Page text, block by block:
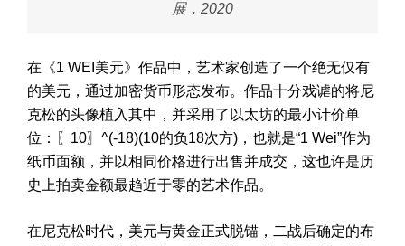
展，2020
在《1 WEI美元》作品中，艺术家创造了一个绝无仅有
的美元，通过加密货币形态发布。作品十分戏谑的将尼
克松的头像植入其中，并采用了以太坊的最小计价单
位：〖10〗^(-18)(10的负18次方)，也就是“1 Wei”作为
纸币面额，并以相同价格进行出售并成交，这也许是历
史上拍卖金额最趋近于零的艺术作品。
在尼克松时代，美元与黄金正式脱锚，二战后确定的布